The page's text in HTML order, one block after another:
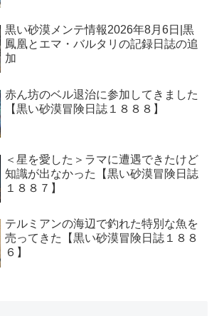
黒い砂漠メンテ情報2026年8月6日|黒
鳳凰とエマ・バルタリの記録日誌の追
加
赤ん坊のベル退治に参加してきました
【黒い砂漠冒険日誌１８８８】
＜星を愛した＞ラマに遭遇できたけど
知識が出なかった【黒い砂漠冒険日誌
１８８７】
テルミアンの海辺で釣れた特別な魚を
売ってきた【黒い砂漠冒険日誌１８８
６】